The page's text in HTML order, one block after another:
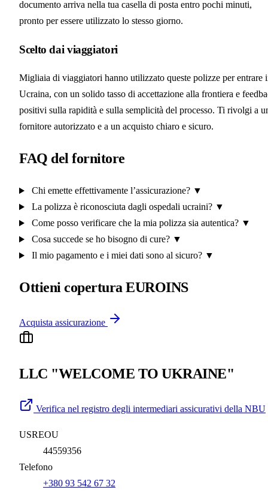
documento arriva nella tua casella di posta entro pochi minuti,
pronto per essere utilizzato lo stesso giorno.
Scelto dai viaggiatori
Migliaia di viaggiatori hanno utilizzato queste polizze per entrare
Ucraina, con un solido tasso di accettazione alla frontiera e
positivi sulla rapidità e sulla semplicità del processo. Ti rivolgi a
fornitore autorizzato e a un acquisto chiaro e sicuro.
FAQ del fornitore
Chi emette effettivamente l’assicurazione? ▼
La polizza è riconosciuta dagli ospedali ucraini? ▼
Come posso verificare che la mia polizza sia autentica? ▼
Cosa succede se ho bisogno di cure? ▼
Il mio pagamento e i miei dati sono al sicuro? ▼
Ottieni copertura EUROINS
Acquista assicurazione
LLC "WELCOME TO UKRAINE"
Verifica nel registro degli intermediari assicurativi della NBU
USREOU
44559356
Telefono
+380 93 542 67 32